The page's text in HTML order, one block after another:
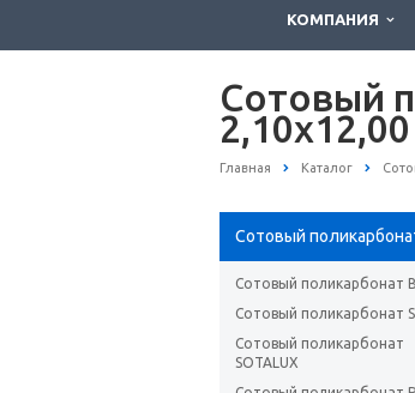
КОМПАНИЯ
Сотовый
2,10x12,00
Главная Каталог
Сотовый
Сотовый поликарбонат
Сотовый поликарбонат
Сотовый поликарбонат
SOTALUX